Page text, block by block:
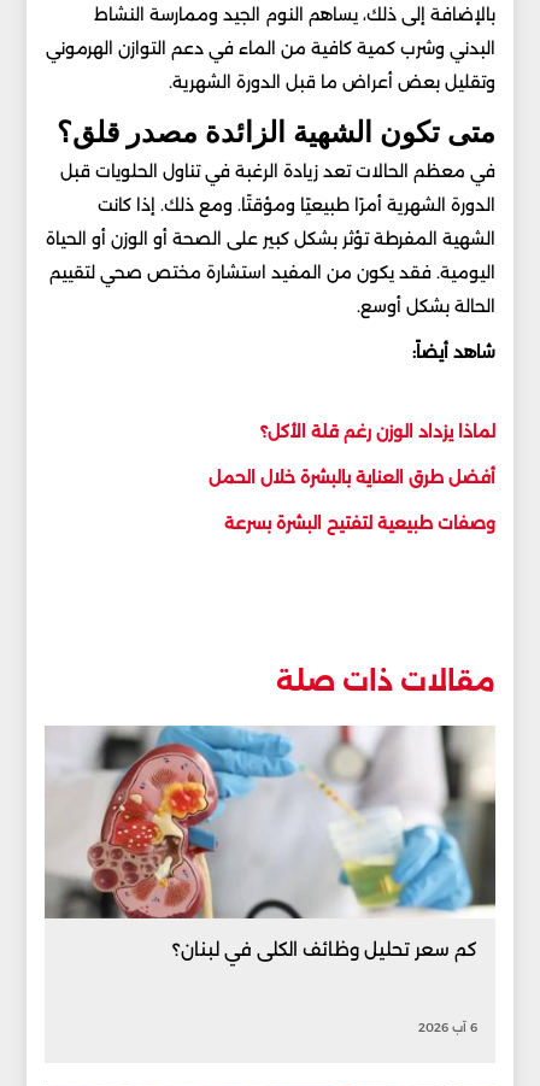
بالإضافة إلى ذلك، يساهم النوم الجيد وممارسة النشاط
البدني وشرب كمية كافية من الماء في دعم التوازن الهرموني
وتقليل بعض أعراض ما قبل الدورة الشهرية.
متى تكون الشهية الزائدة مصدر قلق؟
في معظم الحالات تعد زيادة الرغبة في تناول الحلويات قبل
الدورة الشهرية أمرًا طبيعيًا ومؤقتًا. ومع ذلك. إذا كانت
الشهية المفرطة تؤثر بشكل كبير على الصحة أو الوزن أو الحياة
اليومية. فقد يكون من المفيد استشارة مختص صحي لتقييم
الحالة بشكل أوسع.
شاهد أيضاً:
لماذا يزداد الوزن رغم قلة الأكل؟
أفضل طرق العناية بالبشرة خلال الحمل
وصفات طبيعية لتفتيح البشرة بسرعة
مقالات ذات صلة
كم سعر تحليل وظائف الكلى في لبنان؟
6 آب 2026